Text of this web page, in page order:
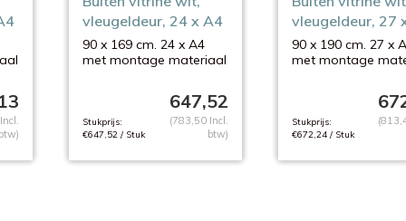
btw)
vleugeldeur, 24 x A4
90 x 169 cm. 24 x A4
met montage materiaal
647,52
Stukprijs:
€647,52 / Stuk
(783,50 Incl.
btw)
vleugeldeur, 27
90 x 190 cm. 27 x
met montage
Stukprijs:
€672,24 / Stuk